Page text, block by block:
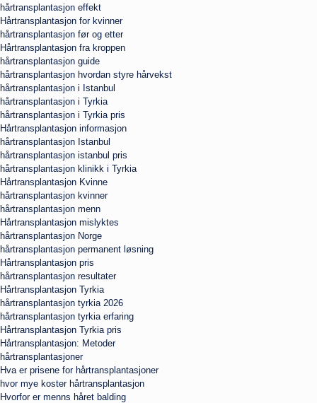
hårtransplantasjon effekt
Hårtransplantasjon for kvinner
hårtransplantasjon før og etter
Hårtransplantasjon fra kroppen
hårtransplantasjon guide
hårtransplantasjon hvordan styre hårvekst
hårtransplantasjon i Istanbul
hårtransplantasjon i Tyrkia
hårtransplantasjon i Tyrkia pris
Hårtransplantasjon informasjon
hårtransplantasjon Istanbul
hårtransplantasjon istanbul pris
hårtransplantasjon klinikk i Tyrkia
Hårtransplantasjon Kvinne
hårtransplantasjon kvinner
hårtransplantasjon menn
Hårtransplantasjon mislyktes
hårtransplantasjon Norge
hårtransplantasjon permanent løsning
Hårtransplantasjon pris
hårtransplantasjon resultater
Hårtransplantasjon Tyrkia
hårtransplantasjon tyrkia 2026
hårtransplantasjon tyrkia erfaring
Hårtransplantasjon Tyrkia pris
Hårtransplantasjon: Metoder
hårtransplantasjoner
Hva er prisene for hårtransplantasjoner
hvor mye koster hårtransplantasjon
Hvorfor er menns håret balding